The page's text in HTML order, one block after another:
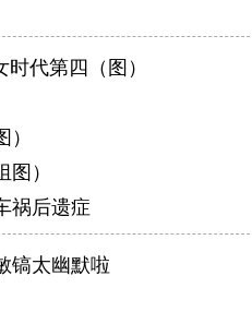
身手和睿智头脑的猎人李山，
代第四（图）
）
祸后遗症
镐太幽默啦